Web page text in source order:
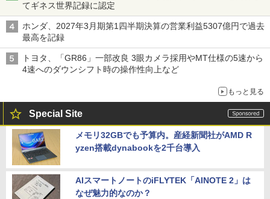
てギネス世界記録に認定
ホンダ、2027年3月期第1四半期決算の営業利益5307億円で過去
最高を記録
トヨタ、「GR86」一部改良 3眼カメラ採用やMT仕様の5速から
4速へのダウンシフト時の操作性向上など
もっと見る
Special Site
メモリ32GBでも予算内。産経新聞社がAMD R
yzen搭載dynabookを2千台導入
AIスマートノートのiFLYTEK「AINOTE 2」は
なぜ魅力的なのか？